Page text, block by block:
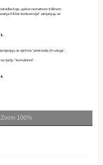
Zoom 100%